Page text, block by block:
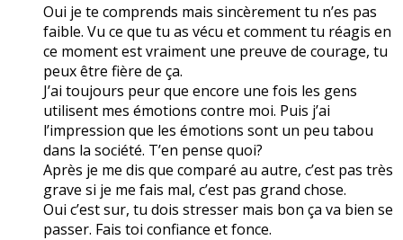
Oui je te comprends mais sincèrement tu n’es pas
faible. Vu ce que tu as vécu et comment tu réagis en
ce moment est vraiment une preuve de courage, tu
peux être fière de ça.
J’ai toujours peur que encore une fois les gens
utilisent mes émotions contre moi. Puis j’ai
l’impression que les émotions sont un peu tabou
dans la société. T’en pense quoi?
Après je me dis que comparé au autre, c’est pas très
grave si je me fais mal, c’est pas grand chose.
Oui c’est sur, tu dois stresser mais bon ça va bien se
passer. Fais toi confiance et fonce.